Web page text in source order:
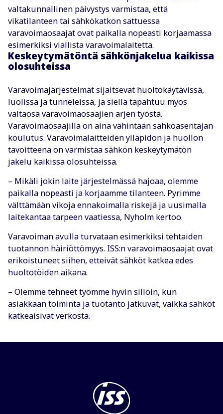
valtakunnallinen päivystys varmistaa, että
vikatilanteen tai sähkökatkon sattuessa
varavoimaosaajat ovat paikalla nopeasti korjaamassa
esimerkiksi viallista varavoimalaitetta.
Keskeytymätöntä sähkönjakelua kaikissa
olosuhteissa
Varavoimajärjestelmät sijaitsevat huoltokäytävissä,
luolissa ja tunneleissa, ja siellä tapahtuu myös
valtaosa varavoimaosaajien arjen työstä.
Varavoimaosaajilla on aina vähintään sähköasentajan
koulutus. Varavoimalaitteiden ylläpidon ja huollon
tavoitteena on varmistaa sähkön keskeytymätön
jakelu kaikissa olosuhteissa.
– Mikäli jokin laite järjestelmässä hajoaa, olemme
paikalla nopeasti ja korjaamme tilanteen. Pyrimme
välttämään vikoja ennakoimalla riskejä ja uusimalla
laitekantaa tarpeen vaatiessa, Nyholm kertoo.
Varavoiman avulla turvataan esimerkiksi tehtaiden
tuotannon häiriöttömyys. ISS:n varavoimaosaajat ovat
erikoistuneet siihen, etteivät sähköt katkea edes
huoltotöiden aikana.
– Olemme tehneet työmme hyvin silloin, kun
asiakkaan toiminta ja tuotanto jatkuvat, vaikka sähköt
katkeaisivat verkosta.